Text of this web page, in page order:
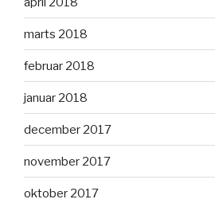
marts 2018
februar 2018
januar 2018
december 2017
november 2017
oktober 2017